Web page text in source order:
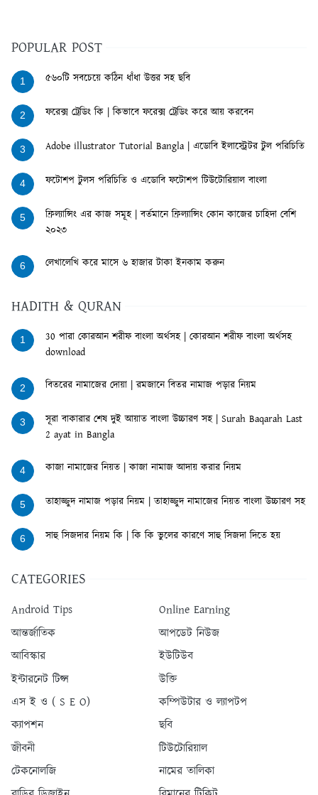
POPULAR POST
1 ৫৬০টি সবচেয়ে কঠিন ধাঁধা উত্তর সহ ছবি
2 ফরেক্স ট্রেডিং কি | কিভাবে ফরেক্স ট্রেডিং করে আয় করবেন
3 Adobe illustrator Tutorial Bangla | এডোবি ইলাস্ট্রেটর টুল পরিচিতি
4 ফটোশপ টুলস পরিচিতি ও এডোবি ফটোশপ টিউটোরিয়াল বাংলা
5
ফ্রিল্যান্সিং এর কাজ সমূহ | বর্তমানে ফ্রিল্যান্সিং কোন কাজের চাহিদা বেশি
২০২৩
6 লেখালেখি করে মাসে ৬ হাজার টাকা ইনকাম করুন
HADITH & QURAN
1
30 পারা কোরআন শরীফ বাংলা অর্থসহ | কোরআন শরীফ বাংলা অর্থসহ
download
2 বিতরের নামাজের দোয়া | রমজানে বিতর নামাজ পড়ার নিয়ম
3
সূরা বাকারার শেষ দুই আয়াত বাংলা উচ্চারণ সহ | Surah Baqarah Last
2 ayat in Bangla
4 কাজা নামাজের নিয়ত | কাজা নামাজ আদায় করার নিয়ম
5 তাহাজ্জুদ নামাজ পড়ার নিয়ম | তাহাজ্জুদ নামাজের নিয়ত বাংলা উচ্চারণ সহ
6 সাহু সিজদার নিয়ম কি | কি কি ভুলের কারণে সাহু সিজদা দিতে হয়
CATEGORIES
Android Tips
Online Earning
আন্তর্জাতিক
আপডেট নিউজ
আবিস্কার
ইউটিউব
ইন্টারনেট টিপ্স
উক্তি
এস ই ও ( S E O)
কম্পিউটার ও ল্যাপটপ
ক্যাপশন
ছবি
জীবনী
টিউটোরিয়াল
টেকনোলজি
নামের তালিকা